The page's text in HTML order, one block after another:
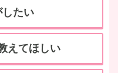
たい
えてほしい